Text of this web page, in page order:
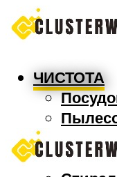
ЧИСТОТА
Утюг